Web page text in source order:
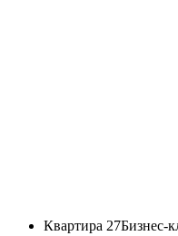
Квартира 27Бизнес-